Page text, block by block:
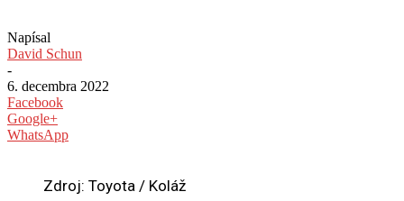
Napísal
David Schun
-
6. decembra 2022
Facebook
Google+
WhatsApp
Zdroj: Toyota / Koláž